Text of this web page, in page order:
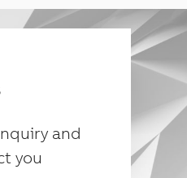
and
you